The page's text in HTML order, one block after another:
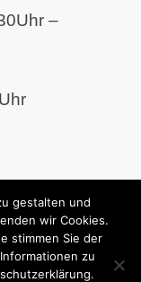
–
gestalten und
wir Cookies.
stimmen Sie der
zu